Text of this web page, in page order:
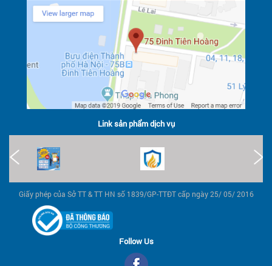
Link sản phẩm dịch vụ
Giấy phép của Sở TT & TT HN số 1839/GP-TTĐT cấp ngày 25/ 05/ 2016
Follow Us